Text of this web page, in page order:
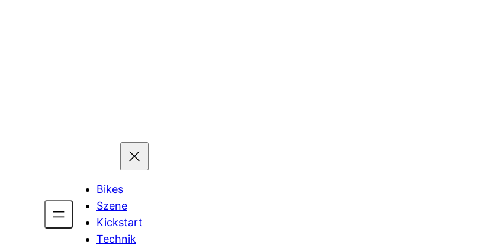
Bikes
Szene
Kickstart
Technik